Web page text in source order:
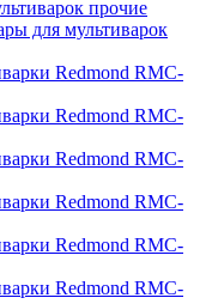
прочие
для мультиварок
Redmond RMC-
Redmond RMC-
Redmond RMC-
Redmond RMC-
Redmond RMC-
Redmond RMC-